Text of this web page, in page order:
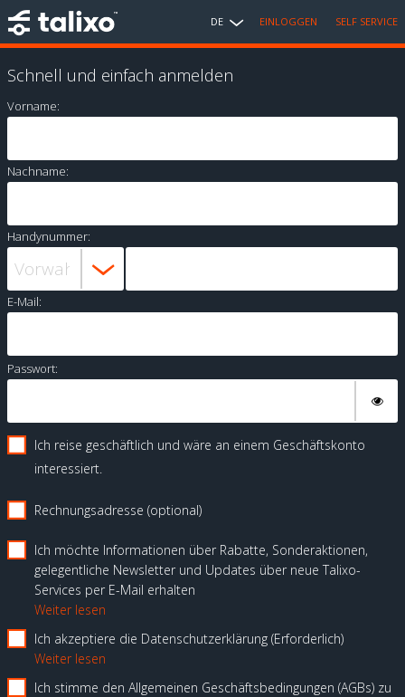
DE EINLOGGEN SELF SERVICE
Schnell und einfach anmelden
Vorname:
Nachname:
Handynummer:
E-Mail:
Passwort:
Ich reise geschäftlich und wäre an einem Geschäftskonto
interessiert.
Rechnungsadresse (optional)
Ich möchte Informationen über Rabatte, Sonderaktionen,
gelegentliche Newsletter und Updates über neue Talixo-
Services per E-Mail erhalten
Weiter lesen
Ich akzeptiere die Datenschutzerklärung Erforderlich
Weiter lesen
Ich stimme den Allgemeinen Geschäftsbedingungen (AGBs) zu